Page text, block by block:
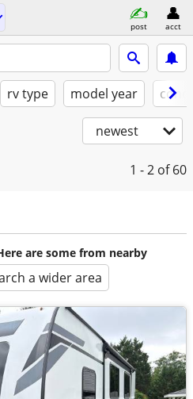
post acct
rv type model year
newest
1 - 2 of 60
are some from nearby
a wider area